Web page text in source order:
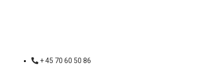
+ 45 70 60 50 86